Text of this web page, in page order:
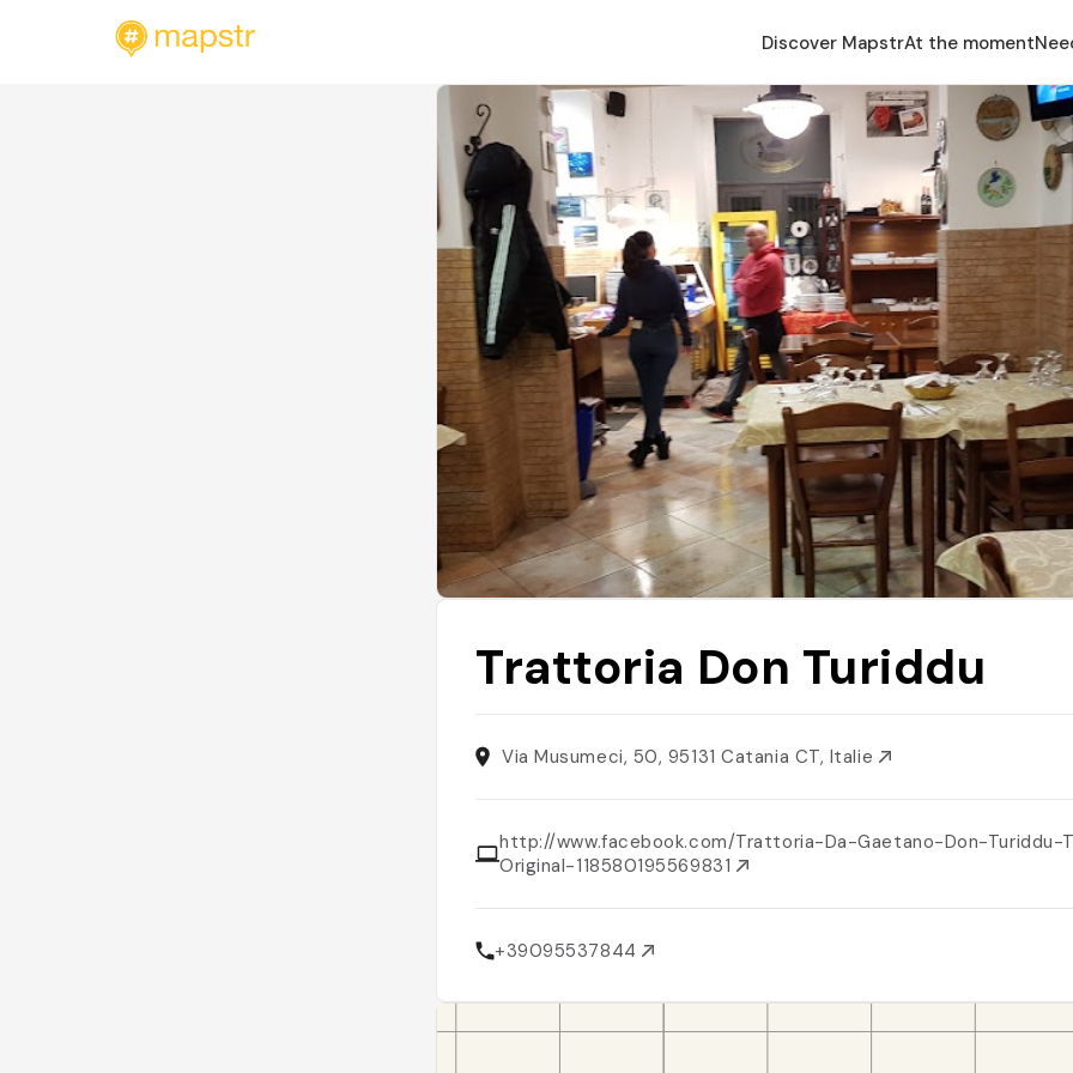
Discover MapstrAt the moment
Trattoria Don Turiddu
Via Musumeci, 50, 95131 Catania CT, Italie
http://www.facebook.com/Trattoria-Da-Gaetano-Don-Turiddu-
Original-118580195569831
+39095537844